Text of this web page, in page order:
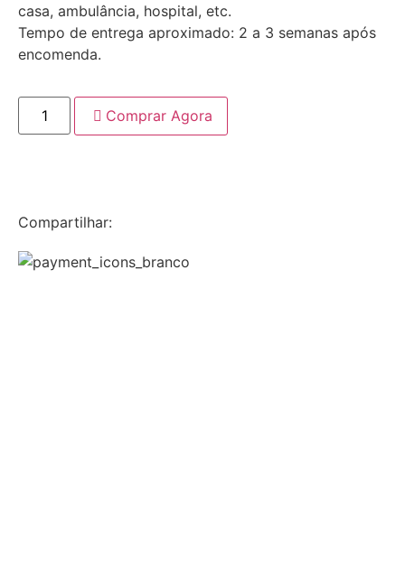
casa, ambulância, hospital, etc.
Tempo de entrega aproximado: 2 a 3 semanas após
encomenda.
Comprar Agora
Compartilhar: